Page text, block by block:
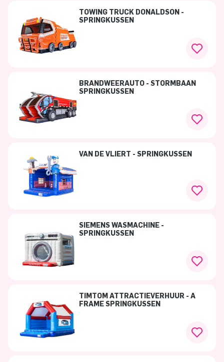
TOWING TRUCK DONALDSON -
SPRINGKUSSEN
BRANDWEERAUTO - STORMBAAN
SPRINGKUSSEN
VAN DE VLIERT - SPRINGKUSSEN
SIEMENS WASMACHINE -
SPRINGKUSSEN
TIMTOM ATTRACTIEVERHUUR - A
FRAME SPRINGKUSSEN